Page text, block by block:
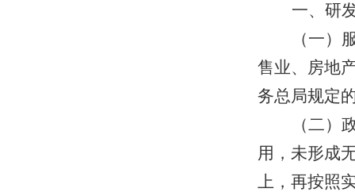
一、研
（一）
售业、房地
务总局规定
（二）
用，未形成
上，再按照